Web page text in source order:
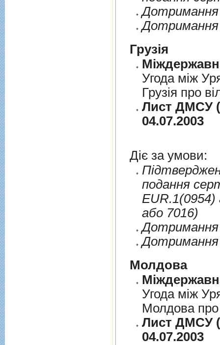
Дотримання
Дотримання
Грузія
Угода між
Грузія про
Лист ДМСУ
04.07.2003
Діє за умови:
подання
EUR.1(0954)
або 7016)
Дотримання
Дотримання
Молдова
Угода між
Молдова про
Лист ДМСУ
04.07.2003